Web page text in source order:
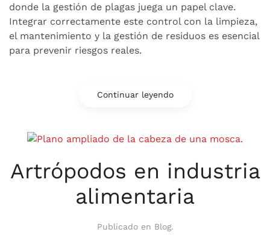
donde la gestión de plagas juega un papel clave.
Integrar correctamente este control con la limpieza,
el mantenimiento y la gestión de residuos es esencial
para prevenir riesgos reales.
Continuar leyendo
Artrópodos en industria
alimentaria
Publicado en Blog.